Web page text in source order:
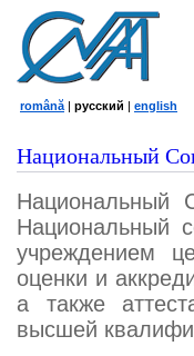
română | русский | english
Национальный
Национальный
Национальный
учреждением
оценки и
а также
высшей